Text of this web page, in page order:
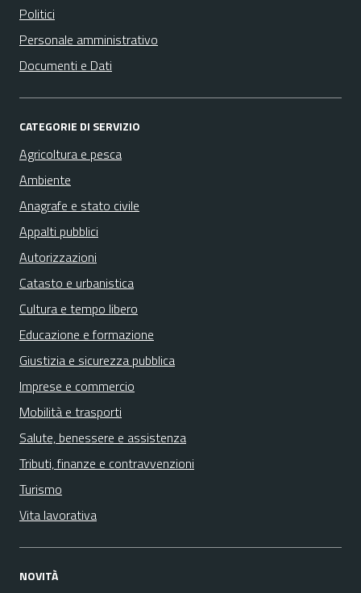
Politici
Personale amministrativo
Documenti e Dati
CATEGORIE DI SERVIZIO
Agricoltura e pesca
Ambiente
Anagrafe e stato civile
Appalti pubblici
Autorizzazioni
Catasto e urbanistica
Cultura e tempo libero
Educazione e formazione
Giustizia e sicurezza pubblica
Imprese e commercio
Mobilità e trasporti
Salute, benessere e assistenza
Tributi, finanze e contravvenzioni
Turismo
Vita lavorativa
NOVITÀ